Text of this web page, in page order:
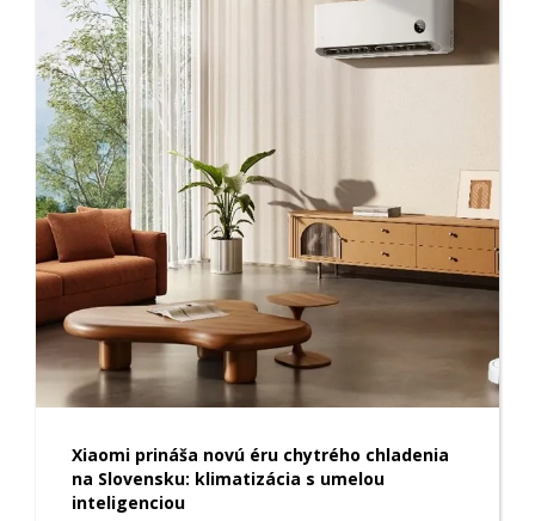
Xiaomi prináša novú éru chytrého chladenia
na Slovensku: klimatizácia s umelou
inteligenciou